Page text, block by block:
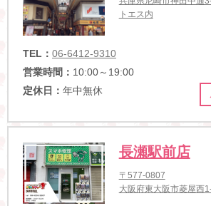
トエス内
TEL： 06-6412-9310
営業時間： 10:00～19:00
定休日： 年中無休
長瀬駅前店
〒577-0807
大阪府東大阪市菱屋西